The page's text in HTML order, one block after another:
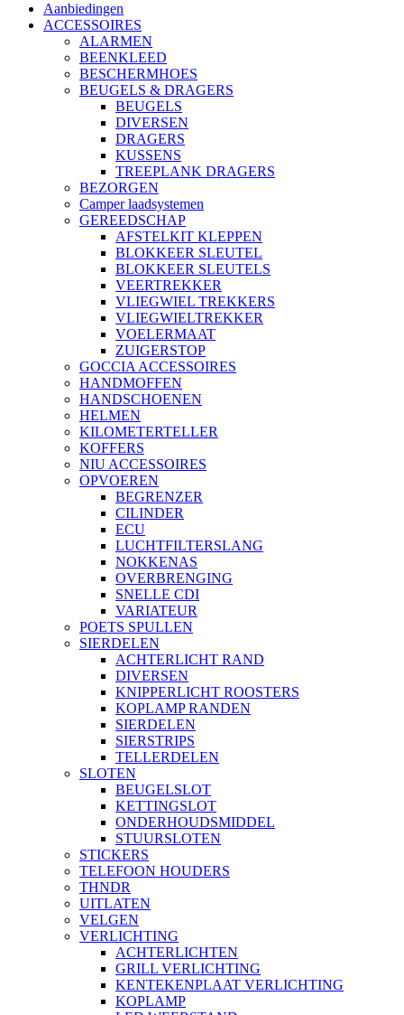
Aanbiedingen
ACCESSOIRES
ALARMEN
BEENKLEED
BESCHERMHOES
BEUGELS & DRAGERS
BEUGELS
DIVERSEN
DRAGERS
KUSSENS
TREEPLANK DRAGERS
BEZORGEN
Camper laadsystemen
GEREEDSCHAP
AFSTELKIT KLEPPEN
BLOKKEER SLEUTEL
BLOKKEER SLEUTELS
VEERTREKKER
VLIEGWIEL TREKKERS
VLIEGWIELTREKKER
VOELERMAAT
ZUIGERSTOP
GOCCIA ACCESSOIRES
HANDMOFFEN
HANDSCHOENEN
HELMEN
KILOMETERTELLER
KOFFERS
NIU ACCESSOIRES
OPVOEREN
BEGRENZER
CILINDER
ECU
LUCHTFILTERSLANG
NOKKENAS
OVERBRENGING
SNELLE CDI
VARIATEUR
POETS SPULLEN
SIERDELEN
ACHTERLICHT RAND
DIVERSEN
KNIPPERLICHT ROOSTERS
KOPLAMP RANDEN
SIERDELEN
SIERSTRIPS
TELLERDELEN
SLOTEN
BEUGELSLOT
KETTINGSLOT
ONDERHOUDSMIDDEL
STUURSLOTEN
STICKERS
TELEFOON HOUDERS
THNDR
UITLATEN
VELGEN
VERLICHTING
ACHTERLICHTEN
GRILL VERLICHTING
KENTEKENPLAAT VERLICHTING
KOPLAMP